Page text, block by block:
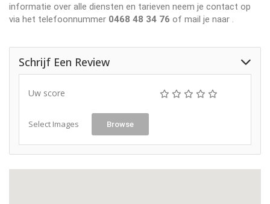
informatie over alle diensten en tarieven neem je contact op
via het telefoonnummer 0468 48 34 76 of mail je naar
Schrijf Een Review
Uw score
Select Images Browse